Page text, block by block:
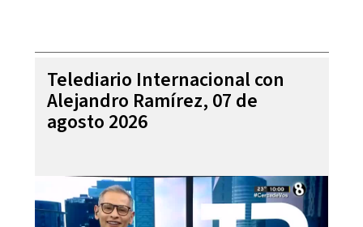
Telediario Internacional con
Alejandro Ramírez, 07 de
agosto 2026